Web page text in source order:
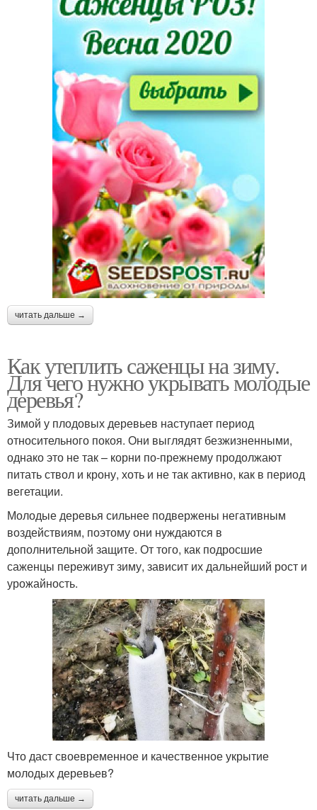
читать дальше →
Как утеплить саженцы на зиму.
Для чего нужно укрывать молодые
деревья?
Зимой у плодовых деревьев наступает период
относительного покоя. Они выглядят безжизненными,
однако это не так – корни по-прежнему продолжают
питать ствол и крону, хоть и не так активно, как в период
вегетации.
Молодые деревья сильнее подвержены негативным
воздействиям, поэтому они нуждаются в
дополнительной защите. От того, как подросшие
саженцы переживут зиму, зависит их дальнейший рост и
урожайность.
Что даст своевременное и качественное укрытие
молодых деревьев?
читать дальше →